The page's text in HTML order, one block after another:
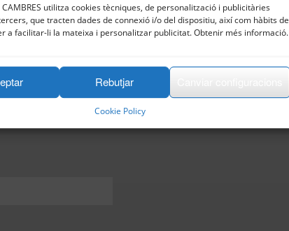
CAMBRES utilitza cookies tècniques, de personalització i publicitàries
que tracten dades de connexió i/o del dispositiu, així com hàbits de
a facilitar-li la mateixa i personalitzar publicitat. Obtenir més informació.
Rebutjar
Cookie Policy
a Accra
Exterior d’ACCIÓ
i Ghana